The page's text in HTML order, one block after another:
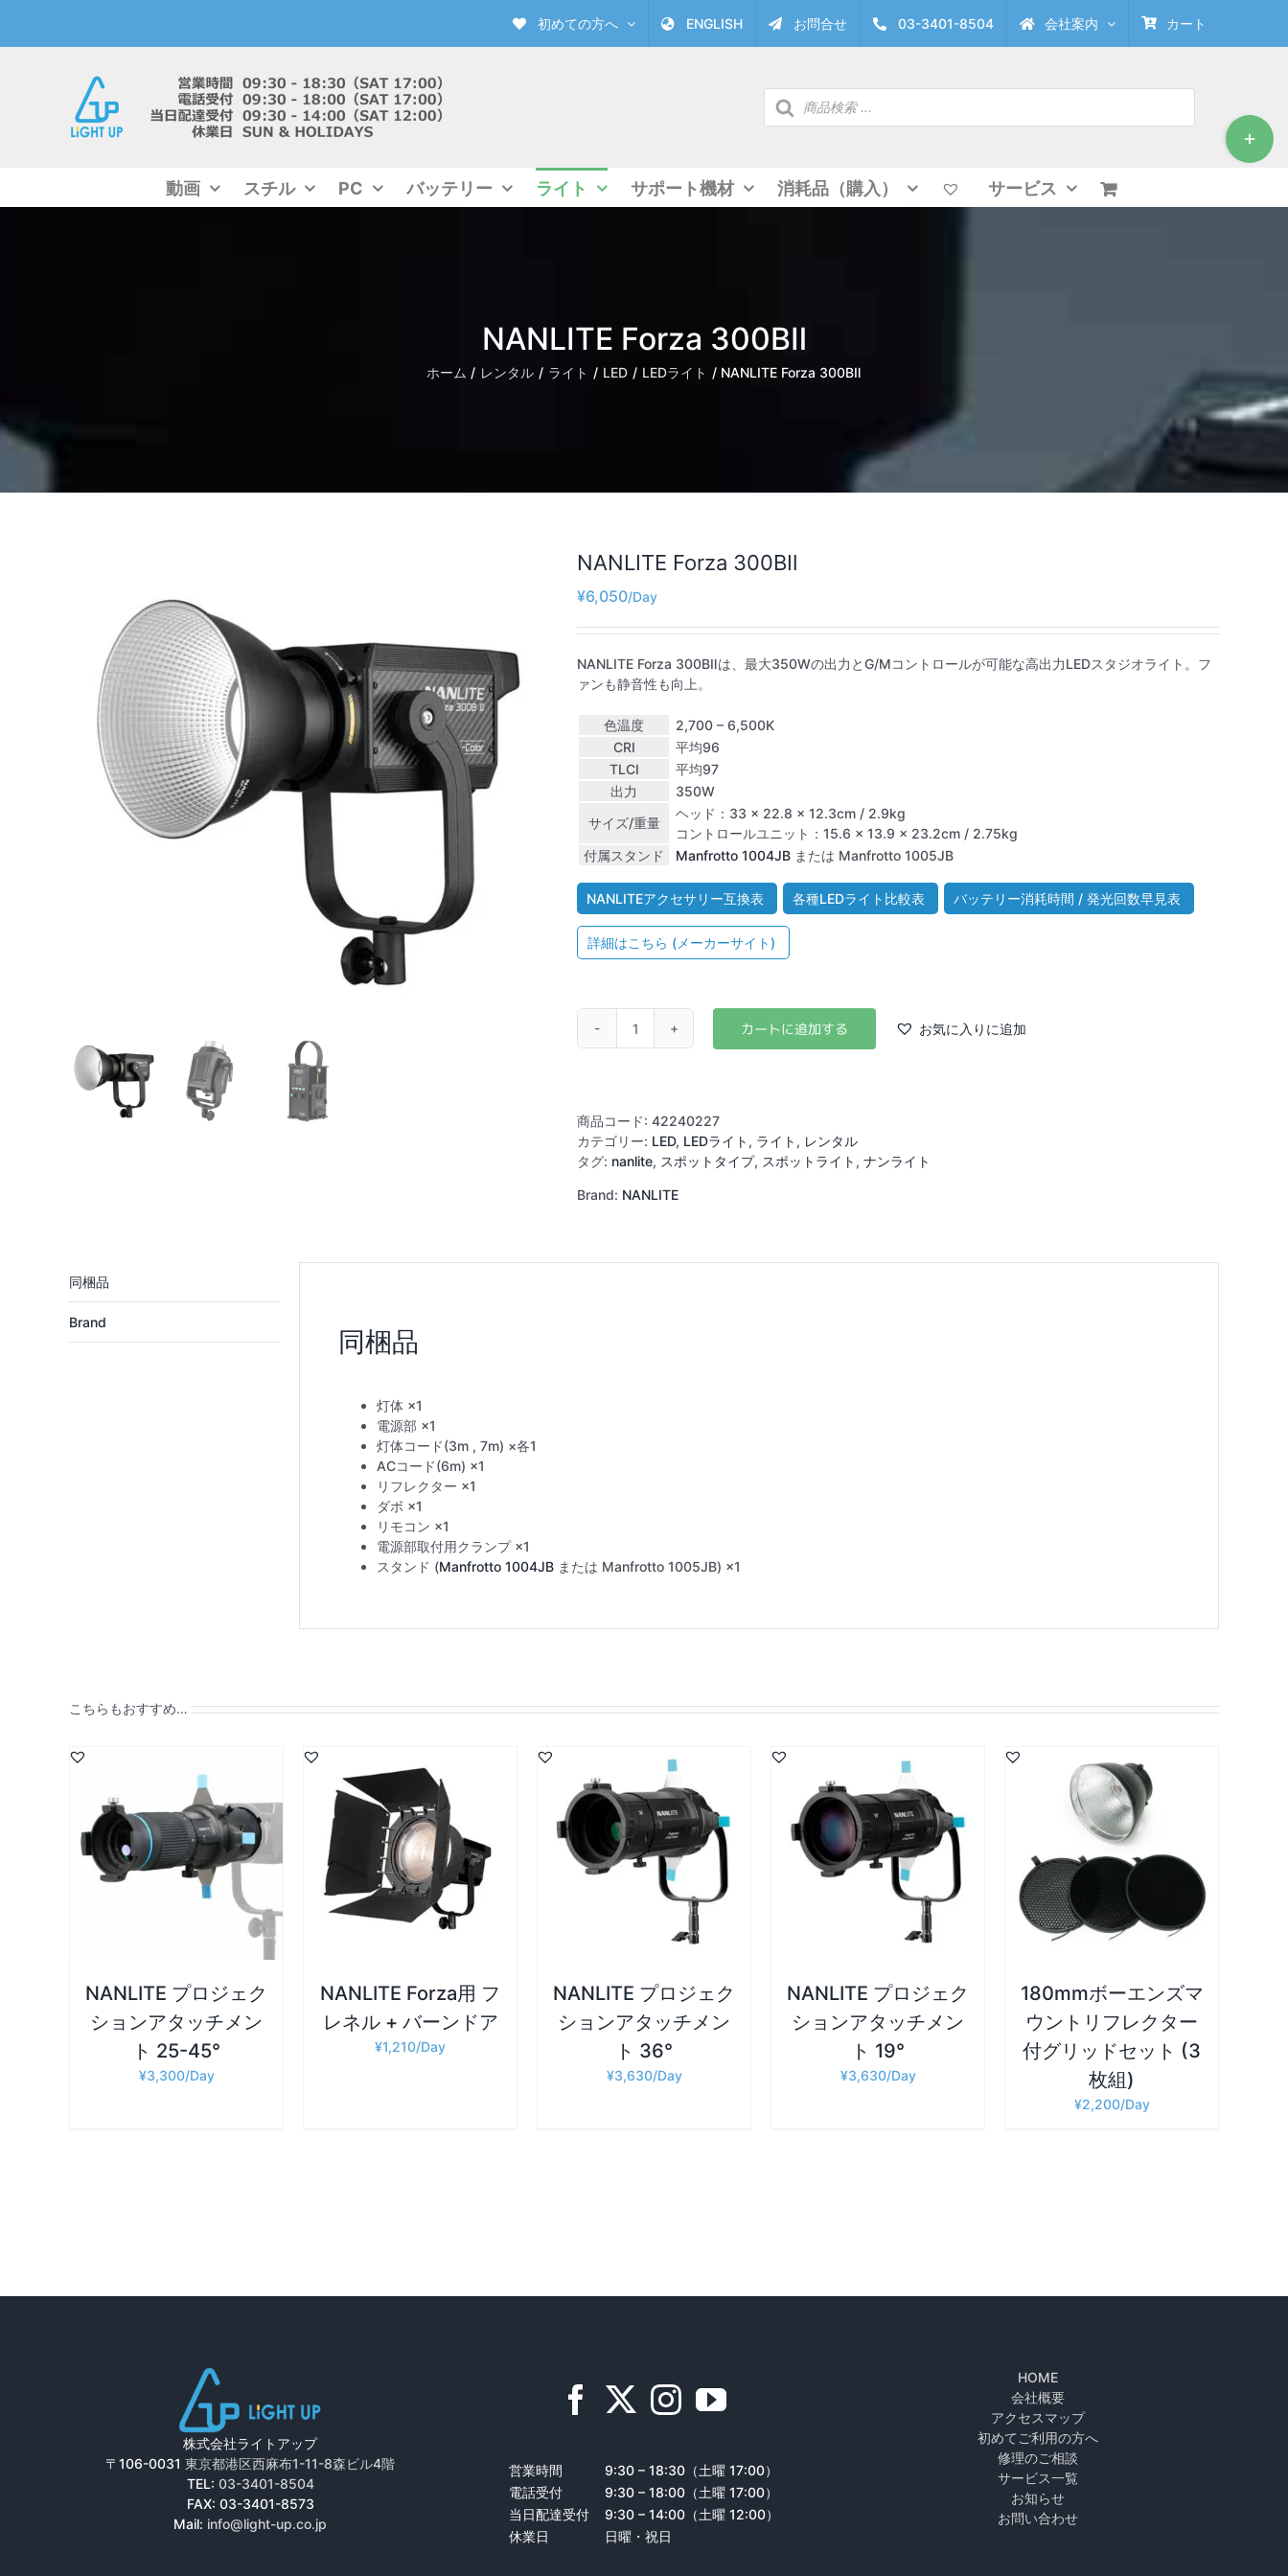
content
初めての方へ ENGLISH お問合せ 03-3401-8504 会社案内 カート
商
品
動画 スチル PC バッテリー ライト サポート機材 消耗品（購入） サービス
NANLITE Forza 300BⅡ
ホーム レンタル ライト LED LEDライト NANLITE Forza 300BⅡ
NANLITE Forza 300BⅡ
¥6,050
NANLITE Forza 300BⅡは、最大350Wの出力とG/Mコントロールが可能な高出力LEDスタジオライト。フ
ァンも静音性も向上。
色温度
2,700 – 6,500K
CRI
平均96
TLCI
平均97
出力
350W
サイズ/重量
ヘッド：33 × 22.8 × 12.3cm / 2.9kg
コントロールユニット：15.6 × 13.9 × 23.2cm / 2.75kg
付属スタンド
Manfrotto 1004JB または Manfrotto 1005JB
NANLITEアクセサリー互換表 各種LEDライト比較表 バッテリー消耗時間 / 発光回数早見表
詳細はこちら (メーカーサイト)
NANLITE
お気に入りに追加
商品コード: 42240227
カテゴリー: LED, LEDライト , ライト , レンタル
タグ: nanlite, スポットタイプ, スポットライト , ナンライト
Brand: NANLITE
Brand
灯体 ×1
電源部 ×1
灯体コード(3m , 7m) ×各1
ACコード(6m) ×1
リフレクター ×1
ダボ ×1
リモコン ×1
電源部取付用クランプ ×1
スタンド (Manfrotto 1004JB または Manfrotto 1005JB) ×1
こちらもおすすめ…
NANLITE プロジェク
ションアタッチメン
ト 25-45°
¥3,300
お買い物カゴに追加 詳細
NANLITE Forza用 フ
レネル + バーンドア
¥1,210
お買い物カゴに追加 詳細
NANLITE プロジェク
ションアタッチメン
ト 36°
¥3,630
お買い物カゴに追加 / 詳細
NANLITE プロジェク
ションアタッチメン
ト 19°
¥3,630
お買い物カゴに追加 / 詳細
180mmボーエンズマ
ウントリフレクター
付グリッドセット (3
枚組)
¥2,200
株式会社ライトアップ
〒106-0031東京都港区西麻布1-11-8森ビル4階
TEL: 03-3401-8504
FAX: 03-3401-8573
Mail: info@light-up.co.jp
営業時間
9:30 – 18:30（土曜 17:00）
電話受付
9:30 – 18:00（土曜 17:00）
当日配達受付
9:30 – 14:00（土曜 12:00）
休業日
日曜・祝日
HOME
会社概要
アクセスマップ
初めてご利用の方へ
修理のご相談
サービス一覧
お知らせ
お問い合わせ
Toggle
Sliding
Bar